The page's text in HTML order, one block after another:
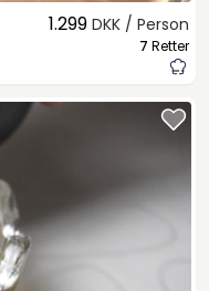
1.299 DKK / Person
7 Retter